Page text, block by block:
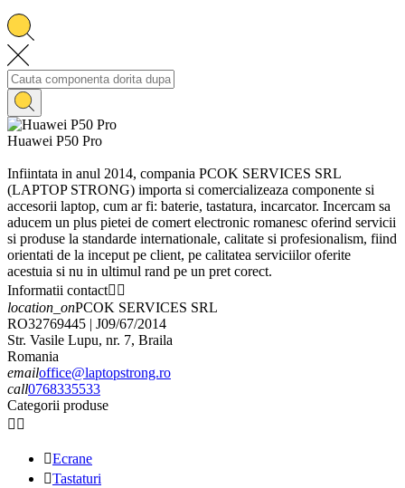
Huawei P50 Pro
Infiintata in anul 2014, compania PCOK SERVICES SRL
(LAPTOP STRONG) importa si comercializeaza componente si
accesorii laptop, cum ar fi: baterie, tastatura, incarcator. Incercam sa
aducem un plus pietei de comert electronic romanesc oferind servicii
si produse la standarde internationale, calitate si profesionalism, fiind
orientati de la inceput pe client, pe calitatea serviciilor oferite
acestuia si nu in ultimul rand pe un pret corect.
Informatii contact 
location_onPCOK SERVICES SRL
RO32769445 | J09/67/2014
Str. Vasile Lupu, nr. 7, Braila
Romania
emailoffice@laptopstrong.ro
call0768335533
Categorii produse
 
Ecrane
Tastaturi